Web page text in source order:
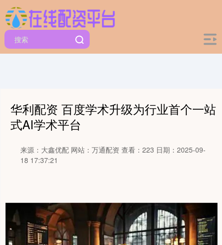
华利配资 百度学术升级为行业首个一站
式AI学术平台
来源：大鑫优配 网站：万通配资 查看：223 日期：2025-09-
18 17:37:21